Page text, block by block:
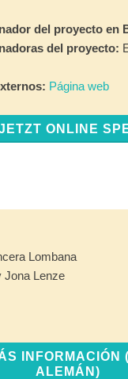
del proyecto en
del proyecto:
Página web
ONLINE
Lombana
Jona Lenze
INFORMACIÓN
ALEMÁN)